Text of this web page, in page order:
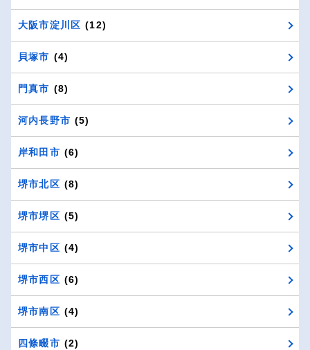
大阪市淀川区 (12)
貝塚市 (4)
門真市 (8)
河内長野市 (5)
岸和田市 (6)
堺市北区 (8)
堺市堺区 (5)
堺市中区 (4)
堺市西区 (6)
堺市南区 (4)
四條畷市 (2)